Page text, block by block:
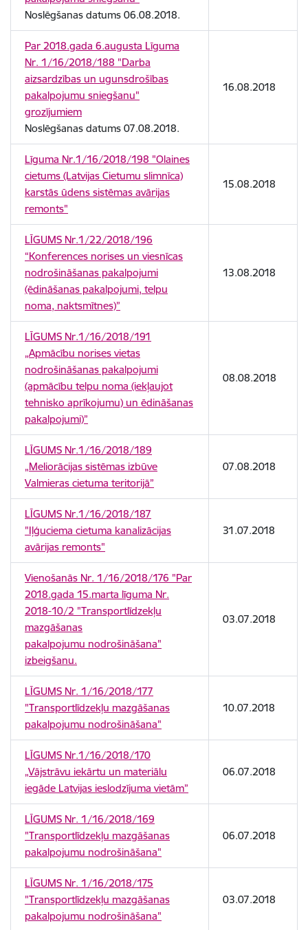
Noslēgšanas datums 06.08.2018.
Par 2018.gada 6.augusta Līguma
Nr. 1/16/2018/188 "Darba
aizsardzības un ugunsdrošības
pakalpojumu sniegšanu"
grozījumiem
Noslēgšanas datums 07.08.2018.
16.08.2018
Līguma Nr.1/16/2018/198 "Olaines
cietums (Latvijas Cietumu slimnīca)
karstās ūdens sistēmas avārijas
remonts"
15.08.2018
LĪGUMS Nr.1/22/2018/196
“Konferences norises un viesnīcas
nodrošināšanas pakalpojumi
(ēdināšanas pakalpojumi, telpu
noma, naktsmītnes)”
13.08.2018
LĪGUMS Nr.1/16/2018/191
„Apmācību norises vietas
nodrošināšanas pakalpojumi
(apmācību telpu noma (iekļaujot
tehnisko aprīkojumu) un ēdināšanas
pakalpojumi)”
08.08.2018
LĪGUMS Nr.1/16/2018/189
„Meliorācijas sistēmas izbūve
Valmieras cietuma teritorijā”
07.08.2018
LĪGUMS Nr.1/16/2018/187
"Iļģuciema cietuma kanalizācijas
avārijas remonts"
31.07.2018
Vienošanās Nr. 1/16/2018/176 "Par
2018.gada 15.marta līguma Nr.
2018-10/2 "Transportlīdzekļu
mazgāšanas
pakalpojumu nodrošināšana"
izbeigšanu.
03.07.2018
LĪGUMS Nr. 1/16/2018/177
"Transportlīdzekļu mazgāšanas
pakalpojumu nodrošināšana"
10.07.2018
LĪGUMS Nr.1/16/2018/170
„Vājstrāvu iekārtu un materiālu
iegāde Latvijas ieslodzījuma vietām”
06.07.2018
LĪGUMS Nr. 1/16/2018/169
"Transportlīdzekļu mazgāšanas
pakalpojumu nodrošināšana"
06.07.2018
LĪGUMS Nr. 1/16/2018/175
"Transportlīdzekļu mazgāšanas
pakalpojumu nodrošināšana"
03.07.2018